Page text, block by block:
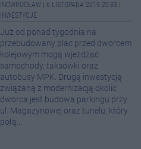
INOWROCŁAW 6 LISTOPADA 2019 20:33
INWESTYCJE
Już od ponad tygodnia na
przebudowany plac przed dworcem
kolejowym mogą wjeżdżać
samochody, taksówki oraz
autobusy MPK. Drugą inwestycją
związaną z modernizacją okolic
dworca jest budowa parkingu przy
ul. Magazynowej oraz tunelu, który
połą...